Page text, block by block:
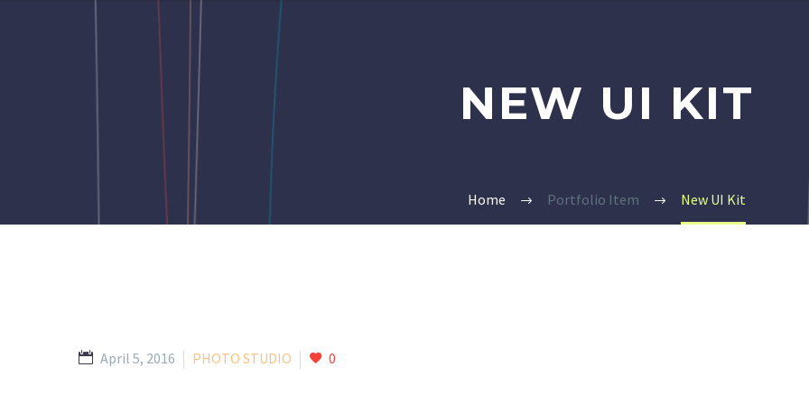
NEW UI KIT
Home Portfolio Item New UI Kit
April 5, 2016 PHOTO STUDIO 0